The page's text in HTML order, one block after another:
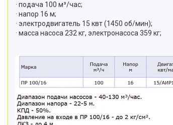
· подача 100 м³/час;
· напор 16 м;
· электродвигатель 15 квт (1450 об/мин);
· масса насоса 232 кг, электронасоса 359 кг;